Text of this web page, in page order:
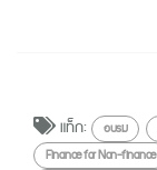
แท็ก: อบรม
Finance for Non-finance